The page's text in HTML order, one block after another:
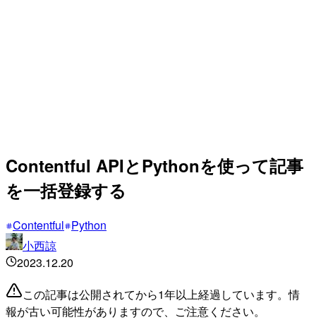
Contentful APIとPythonを使って記事
を一括登録する
Contentful Python
小西諒
2023.12.20
この記事は公開されてから1年以上経過しています。情
報が古い可能性がありますので、ご注意ください。